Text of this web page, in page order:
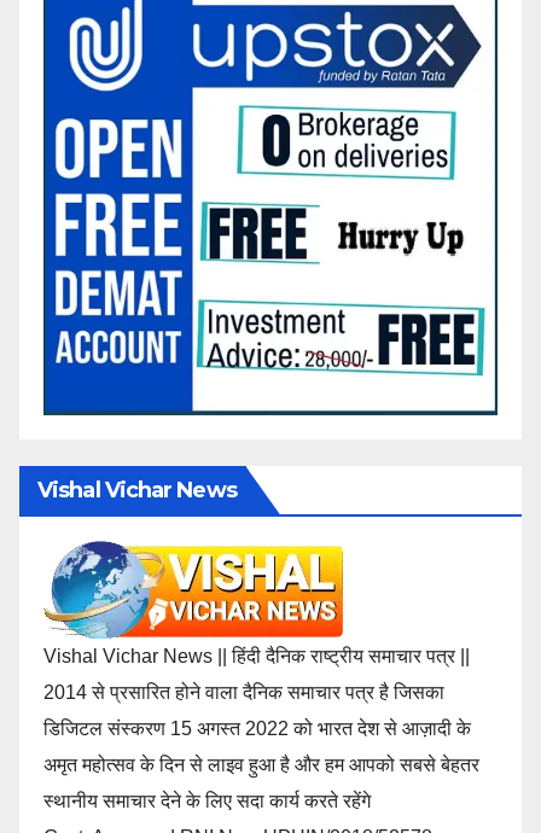
Vishal Vichar News
Vishal Vichar News || हिंदी दैनिक राष्ट्रीय समाचार पत्र ||
2014 से प्रसारित होने वाला दैनिक समाचार पत्र है जिसका
डिजिटल संस्करण 15 अगस्त 2022 को भारत देश से आज़ादी के
अमृत महोत्सव के दिन से लाइव हुआ है और हम आपको सबसे बेहतर
स्थानीय समाचार देने के लिए सदा कार्य करते रहेंगे